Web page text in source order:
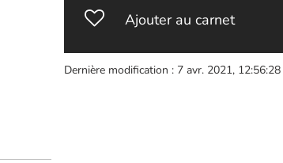
Ajouter au carnet
Dernière modification : 7 avr. 2021, 12:56:28